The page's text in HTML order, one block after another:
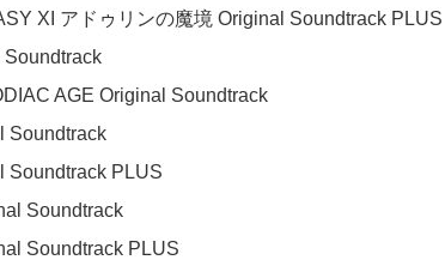
XI アドゥリンの魔境 Original Soundtrack PLUS
Soundtrack
AGE Original Soundtrack
Soundtrack
Soundtrack PLUS
Soundtrack
Soundtrack PLUS